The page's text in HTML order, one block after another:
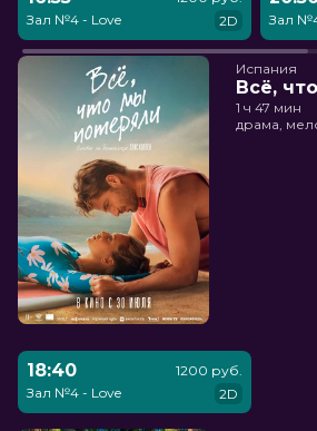
Зал №4 - Love
2D
Зал
Испания
Всё,
1 ч 47 мин
драма,
18:40
Зал №4 - Love
1200 руб.
2D